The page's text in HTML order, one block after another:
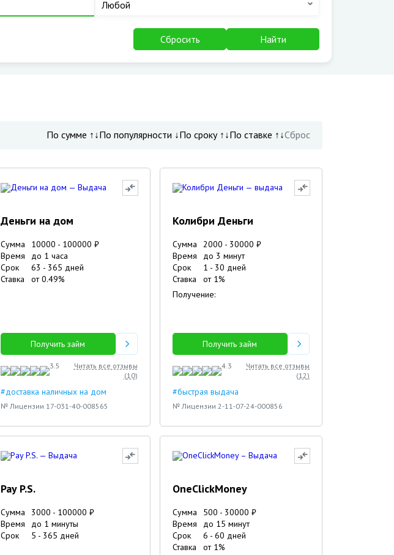
Любой
Сбросить Найти
По сумме ↑↓По популярности ↓По сроку ↑↓По ставке ↑↓Сброс
Деньги на дом
Сумма 10000 - 100000 ₽
Время
до 1 часа
Срок
63 - 365 дней
Ставка
от0.49%
Получить займ
3.5
Читать все отзывы
(10)
#доставка наличных на дом
№ Лицензии 17-031-40-008565
Колибри Деньги
Сумма 2000 - 30000 ₽
Время
до 3 минут
Срок
1 - 30 дней
Ставка
от 1%
Получение:
Получить займ
4.3
Читать все отзывы
(12)
#быстрая выдача
№ Лицензии 2-11-07-24-000856
Pay P.S.
Сумма 3000 - 100000 ₽
Время
до 1 минуты
Срок
5 - 365 дней
OneClickMoney
Сумма 500 - 30000 ₽
Время
до 15 минут
Срок
6 - 60 дней
Ставка
от 1%